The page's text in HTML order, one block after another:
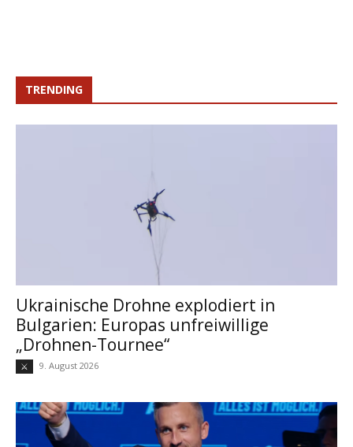
TRENDING
Ukrainische Drohne explodiert in
Bulgarien: Europas unfreiwillige
„Drohnen-Tournee“
⚔ 9. August 2026